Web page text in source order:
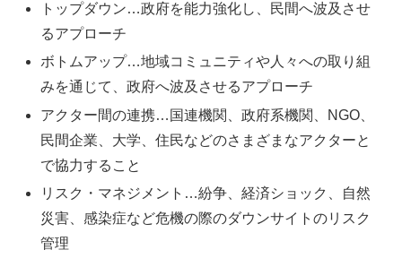
トップダウン…政府を能力強化し、民間へ波及させ
るアプローチ
ボトムアップ…地域コミュニティや人々への取り組
みを通じて、政府へ波及させるアプローチ
アクター間の連携…国連機関、政府系機関、NGO、
民間企業、大学、住民などのさまざまなアクターと
で協力すること
リスク・マネジメント…紛争、経済ショック、自然
災害、感染症など危機の際のダウンサイトのリスク
管理